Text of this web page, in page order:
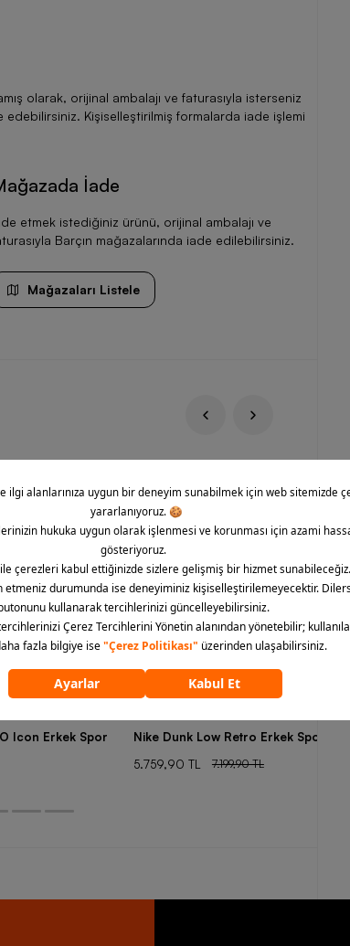
olarak, orijinal ambalajı ve faturasıyla isterseniz
Kişiselleştirilmiş formalarda iade işlemi
İade
etmek istediğiniz ürünü, orijinal ambalajı ve
Barçın mağazalarında iade edilebilirsiniz.
Mağazaları Listele
Icon Erkek Spor
Nike Dunk Low Retro Erkek Spor
5.759,90 TL
7.199,90 TL